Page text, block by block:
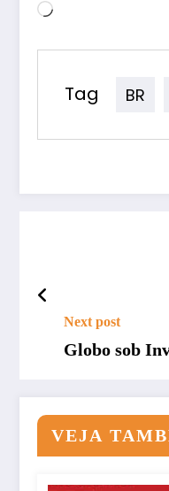
Carregando...
Tag BR
Next post
Globo sob
VEJA